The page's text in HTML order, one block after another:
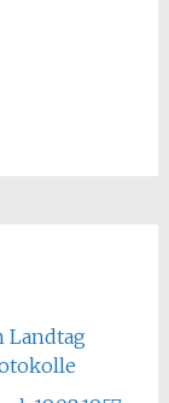
Landtag